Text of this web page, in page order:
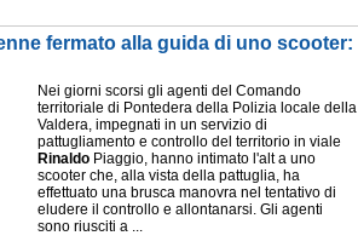
fermato alla guida di uno
Nei giorni scorsi gli agenti del Comando
territoriale di Pontedera della Polizia locale della
Valdera, impegnati in un servizio di
pattugliamento e controllo del territorio in viale
Rinaldo Piaggio, hanno intimato l'alt a uno
scooter che, alla vista della pattuglia, ha
effettuato una brusca manovra nel tentativo di
eludere il controllo e allontanarsi. Gli agenti
sono riusciti a ...